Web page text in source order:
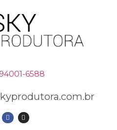
94001-6588